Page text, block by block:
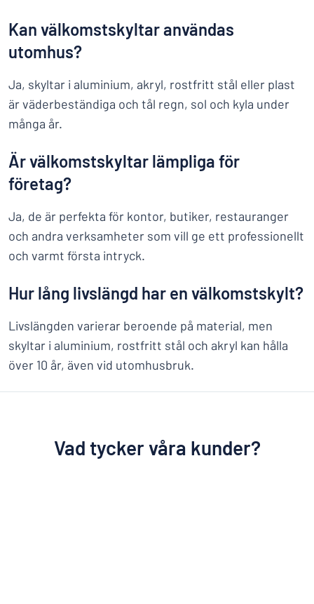
Kan välkomstskyltar användas
utomhus?
Ja, skyltar i aluminium, akryl, rostfritt stål eller plast
är väderbeständiga och tål regn, sol och kyla under
många år.
Är välkomstskyltar lämpliga för
företag?
Ja, de är perfekta för kontor, butiker, restauranger
och andra verksamheter som vill ge ett professionellt
och varmt första intryck.
Hur lång livslängd har en välkomstskylt?
Livslängden varierar beroende på material, men
skyltar i aluminium, rostfritt stål och akryl kan hålla
över 10 år, även vid utomhusbruk.
Vad tycker våra kunder?